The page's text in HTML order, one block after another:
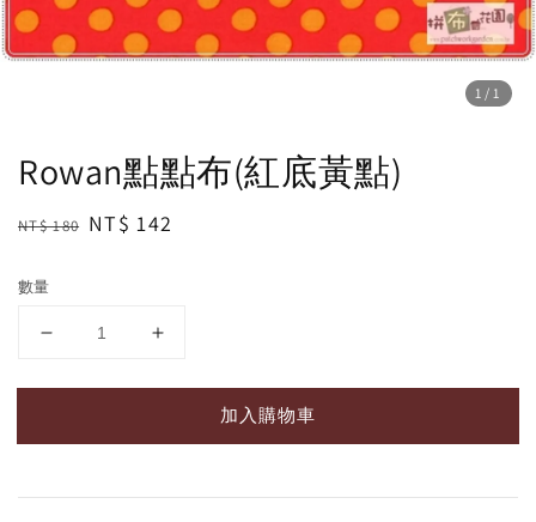
1 /1
Rowan點點布(紅底黃點)
Regular
NT$ 180 Sale
NT$ 142
數量
加入購物車